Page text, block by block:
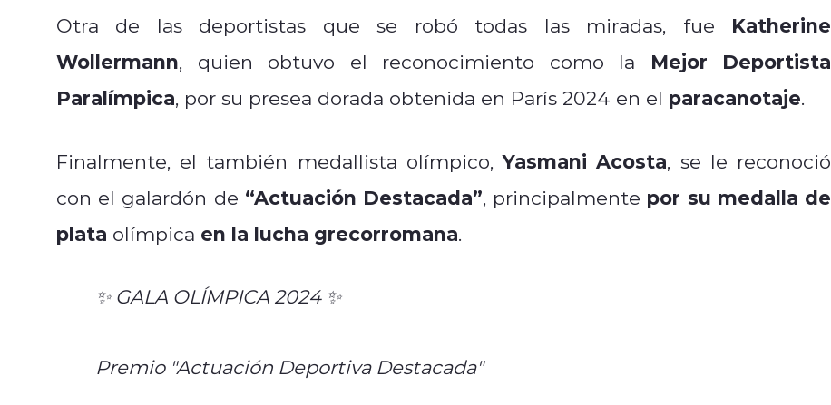
Otra de las deportistas que se robó todas las miradas, fue Katherine
Wollermann, quien obtuvo el reconocimiento como la Mejor Deportista
Paralímpica, por su presea dorada obtenida en París 2024 en el paracanotaje.
Finalmente, el también medallista olímpico,Yasmani Acosta, se le reconoció
con el galardón de “Actuación Destacada”, principalmente por su medalla de
plata olímpica en la lucha grecorromana.
✨ GALA OLÍMPICA 2024 ✨
Premio "Actuación Deportiva Destacada"